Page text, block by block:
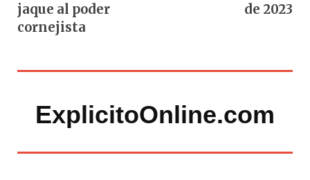
jaque al poder
cornejista
de 2023
ExplicitoOnline.com